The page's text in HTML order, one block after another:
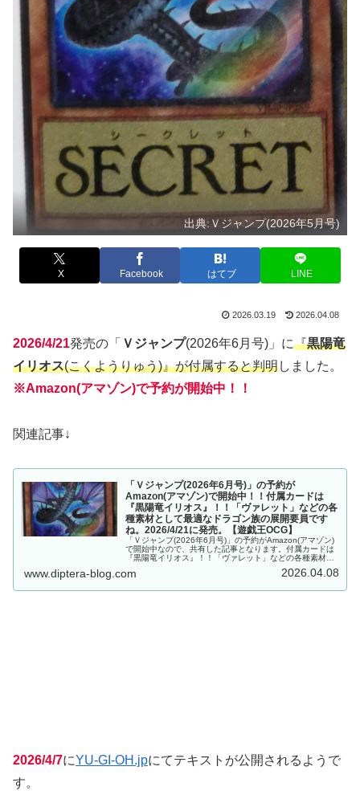
出典:Ｖジャンプ(2026年5月号)
X Facebook はてブ LINE
2026.03.19 2026.04.08
2026/4/21発売の「 Ｖジャンプ(2026年6月号)」に『黒陽竜
イリオス(こくようりゅう)』が付属すると判明しました。
※Amazon(アマゾン)で予約が開始中！！
関連記事↓
「Ｖジャンプ(2026年6月号)」の予約が
Amazon(アマゾン)で開始中！！付属カードは
『黒陽竜イリオス』！！「ヴァレット」などの各
種素材として最適なドラゴン族の展開要員です
ね。2026/4/21に発売。【遊戯王OCG】
「Ｖジャンプ(2026年6月号)」の予約がAmazon(アマゾン)
で開始中なので、共有した記事となります。付属カードは
『黒陽竜イリオス』！！「ヴァレット」などの各種素材と
売。【遊戯王OCG】
www.diptera-blog.com 2026.04.08
2026/4/7にYU-GI-OH.jpにてテキストが公開されるようで
す。